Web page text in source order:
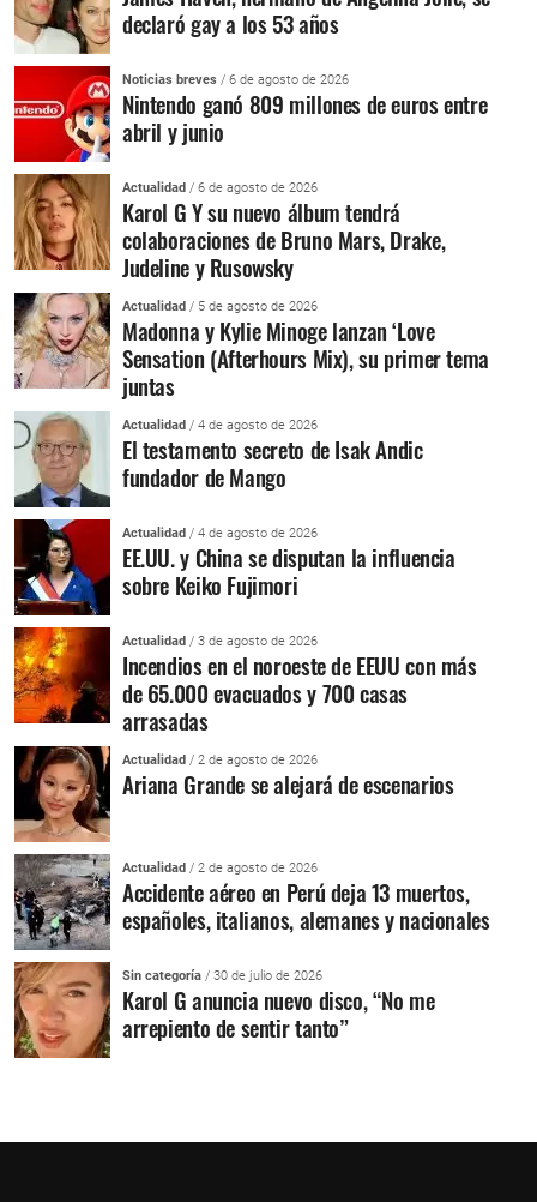
declaró gay a los 53 años
Noticias breves / 6 de agosto de 2026
Nintendo ganó 809 millones de euros entre
abril y junio
Actualidad / 6 de agosto de 2026
Karol G Y su nuevo álbum tendrá
colaboraciones de Bruno Mars, Drake,
Judeline y Rusowsky
Actualidad / 5 de agosto de 2026
Madonna y Kylie Minoge lanzan ‘Love
Sensation (Afterhours Mix), su primer tema
juntas
Actualidad / 4 de agosto de 2026
El testamento secreto de Isak Andic
fundador de Mango
Actualidad / 4 de agosto de 2026
EE.UU. y China se disputan la influencia
sobre Keiko Fujimori
Actualidad / 3 de agosto de 2026
Incendios en el noroeste de EEUU con más
de 65.000 evacuados y 700 casas
arrasadas
Actualidad / 2 de agosto de 2026
Ariana Grande se alejará de escenarios
Actualidad / 2 de agosto de 2026
Accidente aéreo en Perú deja 13 muertos,
españoles, italianos, alemanes y nacionales
Sin categoría / 30 de julio de 2026
Karol G anuncia nuevo disco, “No me
arrepiento de sentir tanto”